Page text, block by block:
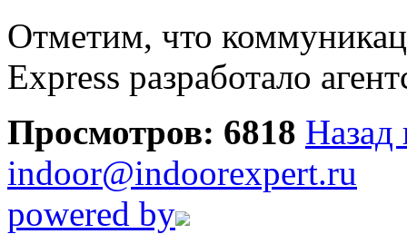
Отметим, что
Express разработало
Просмотров: 6818 Назад
indoor@indoorexpert.ru
powered by